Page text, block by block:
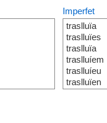
Imperfet
traslluïa
traslluïes
traslluïa
traslluíem
traslluíeu
traslluïen